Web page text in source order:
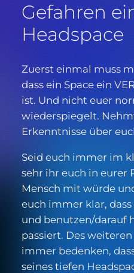
Gefahren
Headspace
Zuerst einmal muss
dass ein Space ein
ist. Und nicht euer
wiederspiegelt.
Erkenntnisse über
Seid euch immer im
sehr ihr euch in eurer
Mensch mit würde
euch immer klar,
und benutzen/darauf
passiert. Des
immer bedenken,
seines tiefen